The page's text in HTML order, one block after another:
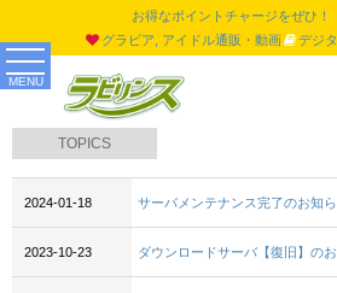
MENU
お得なポイントチャージをぜひ！
グラビア, アイドル通販・動画
デジ
TOPICS
2024-01-18 サーバメンテナンス完了のお知
2023-10-23 ダウンロードサーバ【復旧】の